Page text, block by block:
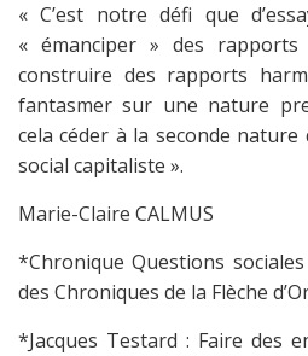
« C’est notre défi que
« émanciper » des
construire des rapports
fantasmer sur une nature
cela céder à la seconde
social capitaliste ».
Marie-Claire CALMUS
*Chronique Questions
des Chroniques de la Flèche
*Jacques Testard : Faire des